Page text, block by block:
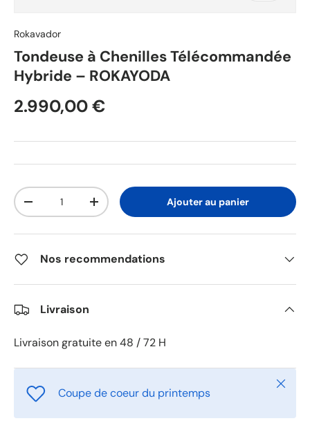
Rokavador
Tondeuse à Chenilles Télécommandée
Hybride – ROKAYODA
2.990,00 €
Qté
-
+ Ajouter au panier
Nos recommendations
Livraison
Livraison gratuite en 48 / 72 H
Coupe de coeur du printemps
Fermer